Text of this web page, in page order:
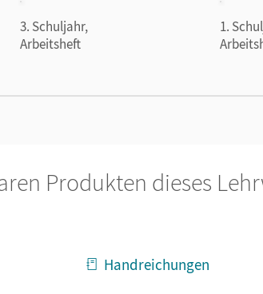
3. Schuljahr,
Arbeitsheft
1.
Produkten dieses
Handreichungen